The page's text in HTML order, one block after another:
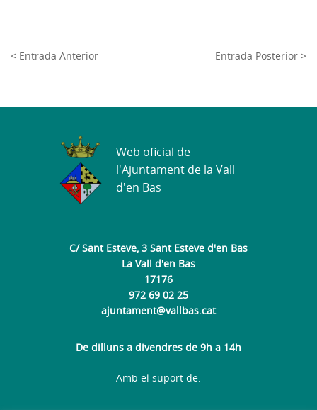
< Entrada Anterior Entrada Posterior >
C/ Sant Esteve, 3 Sant Esteve d'en Bas
La Vall d'en Bas
17176
972 69 02 25
ajuntament@vallbas.cat
De dilluns a divendres de 9h a 14h
Web oficial de
l'Ajuntament de la Vall
d'en Bas
Amb el suport de: